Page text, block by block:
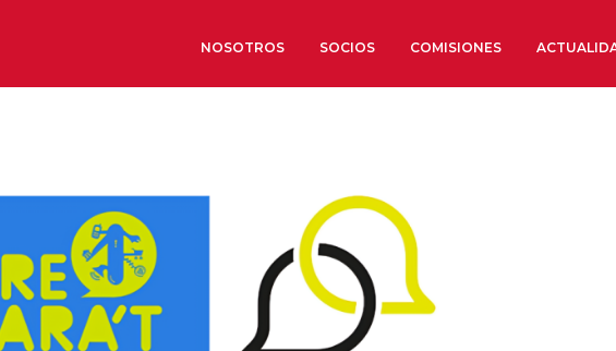
NOSOTROS
Institut d’Estudis Estratègics
Organizaciones sectoriales
SOCIOS COMISIONES